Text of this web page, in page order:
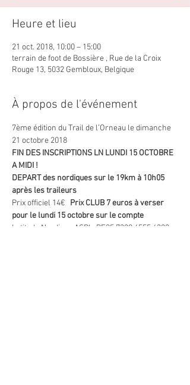
Heure et lieu
21 oct. 2018, 10:00 – 15:00
terrain de foot de Bossière , Rue de la Croix
Rouge 13, 5032 Gembloux, Belgique
À propos de l'événement
7ème édition du Trail de l’Orneau le dimanche
21 octobre 2018
FIN DES INSCRIPTIONS LN LUNDI 15 OCTOBRE
A MIDI !
DEPART des nordiques sur le 19km à 10h05
après les traileurs
Prix officiel 14€ Prix CLUB 7 euros à verser
pour le lundi 15 octobre sur le compte
Latitude Nordique ASBL  BE25 7320 4555 4382